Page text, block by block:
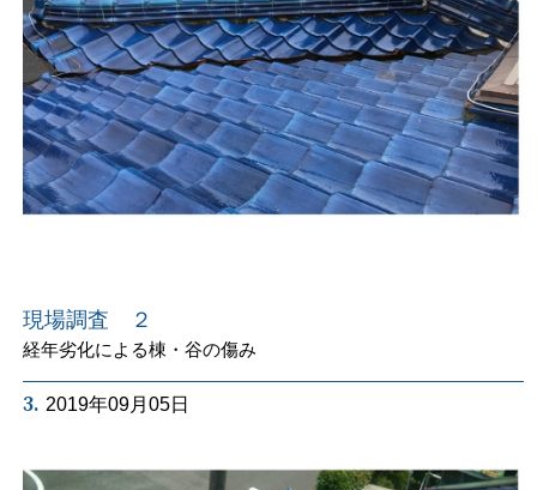
現場調査 ２
経年劣化による棟・谷の傷み
3. 2019年09月05日